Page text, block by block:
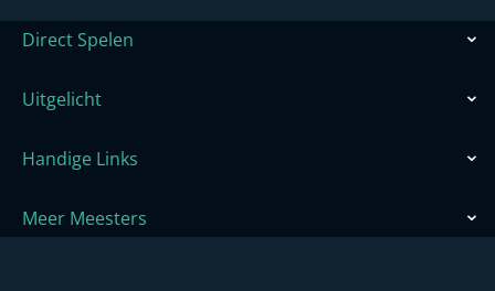
Direct Spelen
Uitgelicht
Handige Links
Meer Meesters